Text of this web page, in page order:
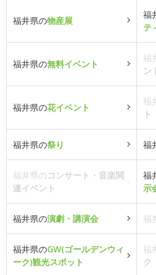
福井県の物産展
福
テ
福井県の無料イベント
福
ン
福井県の花イベント
福
ト
福井県の祭り 福
福井県のコンサート・音楽関
連イベント
福
示
福井県の演劇・講演会 福
福井県のGW(ゴールデンウィ
ーク)観光スポット
福
ク